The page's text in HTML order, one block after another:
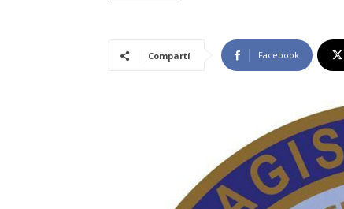
Compartí Facebook